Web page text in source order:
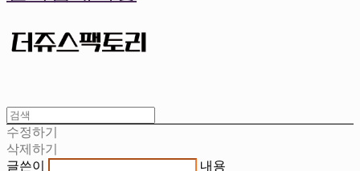
수정하기
삭제하기
글쓴이
내용